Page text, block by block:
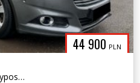
44 900 PLN
Ford Mondeo 2,0 D Bogate Wyposażenie Zamiana